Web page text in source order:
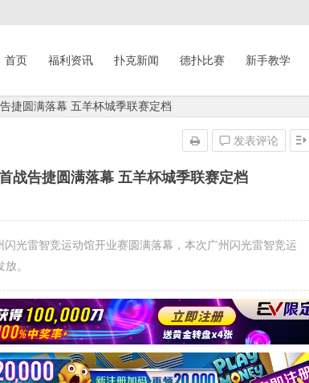
首页 福利资讯 扑克新闻 德扑比赛 新手教学
捷圆满落幕 五羊杯城季联赛定档
战告捷圆满落幕 五羊杯城季联赛定档
发表评论
光雷智竞运动馆开业赛圆满落幕，本次广州闪光雷智竞运
。